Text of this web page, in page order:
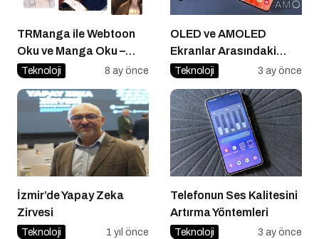
TRManga ile Webtoon
Oku ve Manga Oku –
Türkçe Webtoon Keyfinin
Teknoloji 8 ay önce
OLED ve AMOLED
Ekranlar Arasındaki
Farklar
Teknoloji 3 ay önce
İzmir’de Yapay Zeka
Zirvesi
Teknoloji 1 yıl önce
Telefonun Ses Kalitesini
Artırma Yöntemleri
Teknoloji 3 ay önce